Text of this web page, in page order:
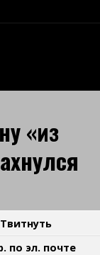
«из
Твитнуть
по эл. почте